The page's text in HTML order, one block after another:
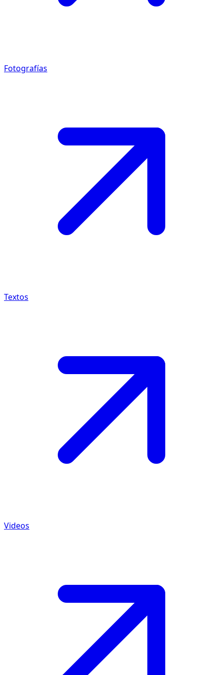
Fotografías
Textos
Videos